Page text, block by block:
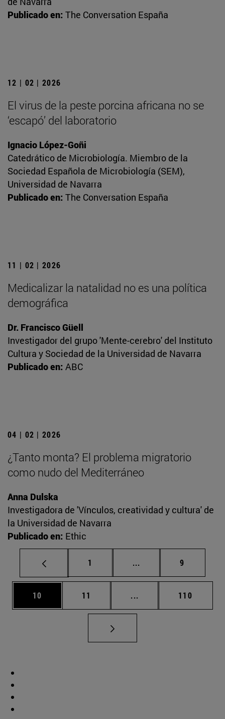
Publicado en: The Conversation España
12 | 02 | 2026
El virus de la peste porcina africana no se
‘escapó’ del laboratorio
Ignacio López-Goñi
Catedrático de Microbiología. Miembro de la
Sociedad Española de Microbiología (SEM),
Universidad de Navarra
Publicado en: The Conversation España
11 | 02 | 2026
Medicalizar la natalidad no es una política
demográfica
Dr. Francisco Güell
Investigador del grupo 'Mente-cerebro' del Instituto
Cultura y Sociedad de la Universidad de Navarra
Publicado en: ABC
04 | 02 | 2026
¿Tanto monta? El problema migratorio
como nudo del Mediterráneo
Anna Dulska
Investigadora de 'Vínculos, creatividad y cultura' de
la Universidad de Navarra
Publicado en: Ethic
Página
1 ... Páginas intermedias
Página
9
Página
10 Página
11 ... Páginas intermedias
Página
110